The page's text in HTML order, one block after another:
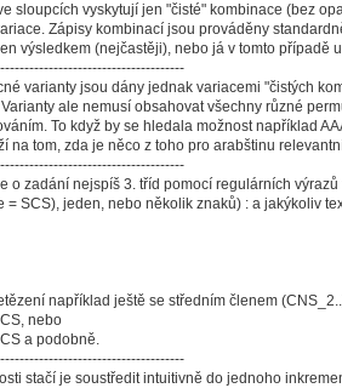
sloupcích vyskytují jen "čisté" kombinace (bez
Zápisy kombinací jsou prováděny
výsledkem (nejčastěji), nebo já v tomto případě
varianty jsou dány jednak variacemi "čistých
ale nemusí obsahovat všechny různé
To když by se hledala možnost například
na tom, zda je něco z toho pro arabštinu
zadání nejspíš 3. tříd pomocí regulárních
= SCS), jeden, nebo několik znaků) : a jakýkoliv
například ještě se středním členem
nebo
a podobně.
stačí je soustředit intuitivně do jednoho